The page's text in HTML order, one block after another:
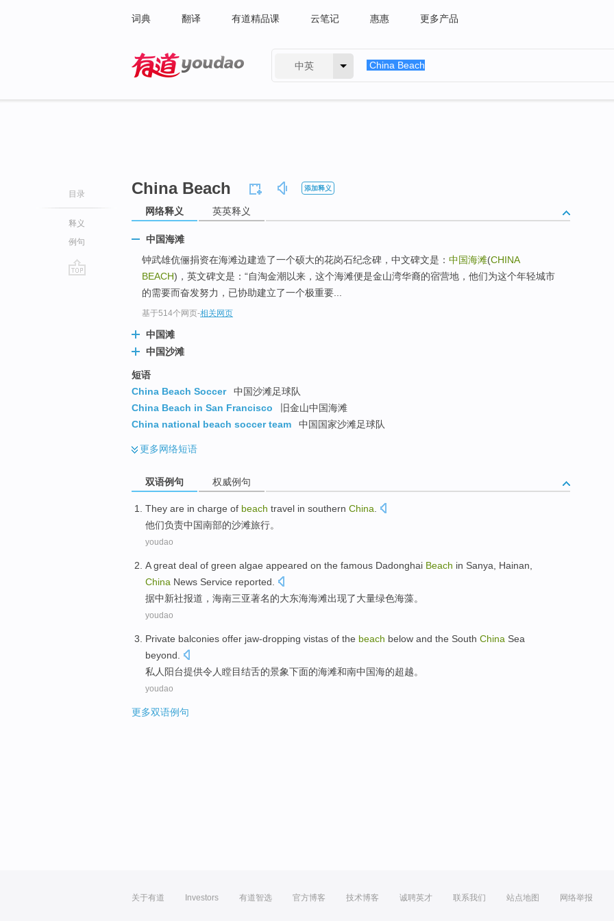
词典 翻译 有道精品课 云笔记 惠惠 更多产品
中英
目录
释义
例句
China Beach 添加释义
网络释义 英英释义
中国海滩
钟武雄伉俪捐资在海滩边建造了一个硕大的花岗石纪念碑，中文碑文是： 中国海滩(CHINA
BEACH)，英文碑文是：“自淘金潮以来，这个海滩便是金山湾华裔的宿营地，他们为这个年轻城市
的需要而奋发努力，已协助建立了一个极重要...
基于514个网页-相关网页
中国滩
中国沙滩
短语
China Beach Soccer
中国沙滩足球队
China Beach in San Francisco
旧金山中国海滩
China national beach soccer team
中国国家沙滩足球队
更多网络短语
双语例句 权威例句
They are in charge of beach travel in southern China.
他们负责中国南部的沙滩旅行。
youdao
Agreat deal of green algae appeared on the famous Dadonghai Beach in Sanya Hainan
China News Service reported
据中新社报道 ， 海南三亚著名的大东海海滩出现了大量绿色海藻。
youdao
Private balconies offer jaw-dropping vistas of the beach below and the South China Sea
beyond
私人 阳台提供令人瞠目结舌的景象下面的海滩和南中国海的超越。
youdao
更多双语例句
关于有道 Investors 有道智选 官方博客 技术博客 诚聘英才 联系我们 站点地图 网络举报